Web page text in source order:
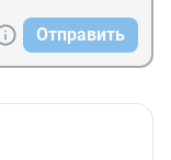
Отправить